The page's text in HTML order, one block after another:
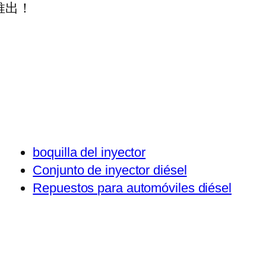
！
boquilla del inyector
Conjunto de inyector diésel
Repuestos para automóviles diésel